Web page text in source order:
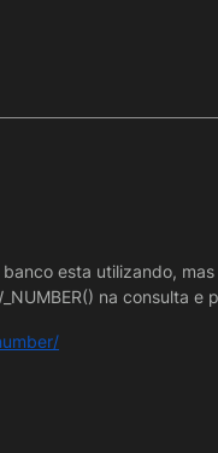
esta utilizando,
na consulta e